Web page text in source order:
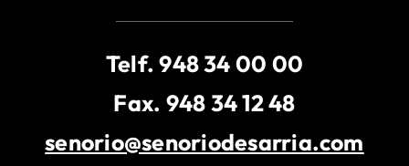
Telf.948 34 00 00
Fax. 948 34 12 48
senorio@senoriodesarria.com